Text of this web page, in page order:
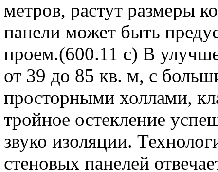
метров, растут размеры
панели может быть
проем.(600.11 с) В
от 39 до 85 кв. м, с
просторными холлами,
тройное остекление
звуко изоляции.
стеновых панелей